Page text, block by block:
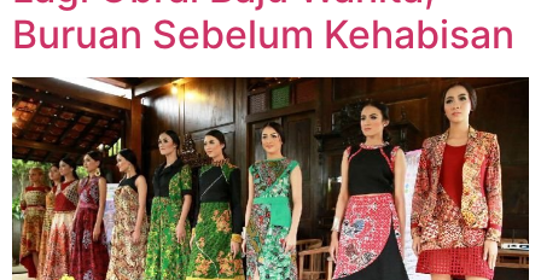
Buruan Sebelum Kehabisan